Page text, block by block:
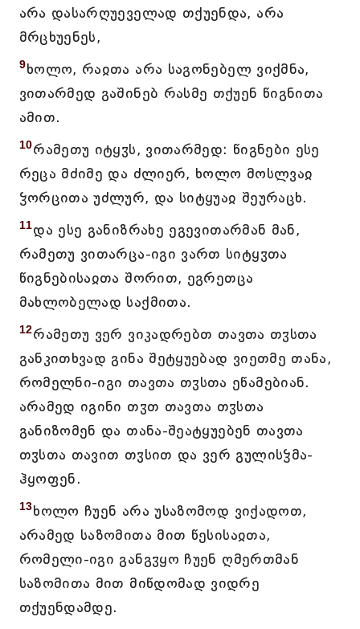
არა დასარღუეველად თქუენდა, არა
მრცხუენეს,
9ხოლო, რაჲთა არა საგონებელ ვიქმნა,
ვითარმედ გაშინებ რასმე თქუენ წიგნითა
ამით.
10რამეთუ იტყჳს, ვითარმედ: წიგნები ესე
რეცა მძიმე და ძლიერ, ხოლო მოსლვაჲ
ჴორცითა უძლურ, და სიტყუაჲ შეურაცხ.
11და ესე განიზრახე ეგევითარმან მან,
რამეთუ ვითარცა-იგი ვართ სიტყჳთა
წიგნებისაჲთა შორით, ეგრეთცა
მახლობელად საქმითა.
12რამეთუ ვერ ვიკადრებთ თავთა თჳსთა
განკითხვად გინა შეტყუებად ვიეთმე თანა,
რომელნი-იგი თავთა თჳსთა ეწამებიან.
არამედ იგინი თჳთ თავთა თჳსთა
განიზომენ და თანა-შეატყუებენ თავთა
თჳსთა თავით თჳსით და ვერ გულისჴმა-
ჰყოფენ.
13ხოლო ჩუენ არა უსაზომოდ ვიქადოთ,
არამედ საზომითა მით წესისაჲთა,
რომელი-იგი განგჳყო ჩუენ ღმერთმან
საზომითა მით მიწდომად ვიდრე
თქუენდამდე.